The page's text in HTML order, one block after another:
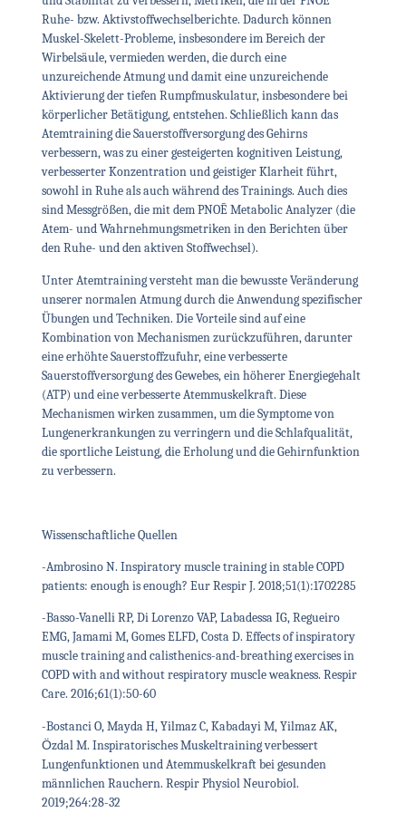
Ruhe- bzw. Aktivstoffwechselberichte. Dadurch können
Muskel-Skelett-Probleme, insbesondere im Bereich der
Wirbelsäule, vermieden werden, die durch eine
unzureichende Atmung und damit eine unzureichende
Aktivierung der tiefen Rumpfmuskulatur, insbesondere bei
körperlicher Betätigung, entstehen. Schließlich kann das
Atemtraining die Sauerstoffversorgung des Gehirns
verbessern, was zu einer gesteigerten kognitiven Leistung,
verbesserter Konzentration und geistiger Klarheit führt,
sowohl in Ruhe als auch während des Trainings. Auch dies
sind Messgrößen, die mit demPNOĒMetabolic Analyzer (die
Atem- und Wahrnehmungsmetriken in den Berichten über
den Ruhe- und den aktiven Stoffwechsel).
Unter Atemtraining versteht man die bewusste Veränderung
unserer normalen Atmung durch die Anwendung spezifischer
Übungen und Techniken. Die Vorteile sind auf eine
Kombination von Mechanismen zurückzuführen, darunter
eine erhöhte Sauerstoffzufuhr, eine verbesserte
Sauerstoffversorgung des Gewebes, ein höherer Energiegehalt
(ATP) und eine verbesserte Atemmuskelkraft. Diese
Mechanismen wirken zusammen, um die Symptome von
Lungenerkrankungen zu verringern und die Schlafqualität,
die sportliche Leistung, die Erholung und die Gehirnfunktion
zu verbessern.
Wissenschaftliche Quellen
-Ambrosino N. Inspiratory muscle training in stable COPD
patients: enough is enough? Eur Respir J. 2018;51(1):1702285
-Basso-Vanelli RP, Di Lorenzo VAP, Labadessa IG, Regueiro
EMG, Jamami M, Gomes ELFD, Costa D. Effects of inspiratory
muscle training and calisthenics-and-breathing exercises in
COPD with and without respiratory muscle weakness. Respir
Care. 2016;61(1):50-60
-Bostanci O, Mayda H, Yilmaz C, Kabadayi M, Yilmaz AK,
Ӧzdal M. Inspiratorisches Muskeltraining verbessert
Lungenfunktionen und Atemmuskelkraft bei gesunden
männlichen Rauchern. Respir Physiol Neurobiol.
2019;264:28-32